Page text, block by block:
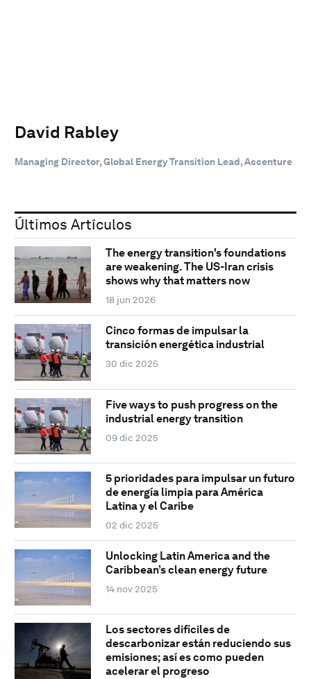
David Rabley
Managing Director, Global Energy Transition Lead, Accenture
Últimos Artículos
The energy transition's foundations
are weakening. The US-Iran crisis
shows why that matters now
18 jun 2026
Cinco formas de impulsar la
transición energética industrial
30 dic 2025
Five ways to push progress on the
industrial energy transition
09 dic 2025
5 prioridades para impulsar un futuro
de energía limpia para América
Latina y el Caribe
02 dic 2025
Unlocking Latin America and the
Caribbean’s clean energy future
14 nov 2025
Los sectores difíciles de
descarbonizar están reduciendo sus
emisiones; así es como pueden
acelerar el progreso